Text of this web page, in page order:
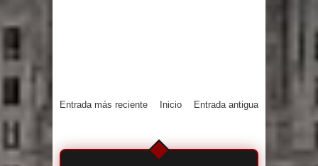
Entrada más reciente Entrada antigua
Inicio